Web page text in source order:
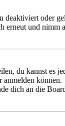
oder
erneut und nimm
du kannst es
anmelden können.
dich an die